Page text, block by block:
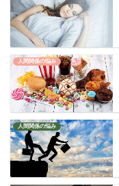
人間関係の悩み
人間関係の悩み